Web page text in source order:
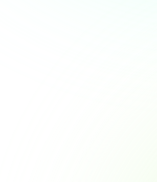
media te bieden en om ons